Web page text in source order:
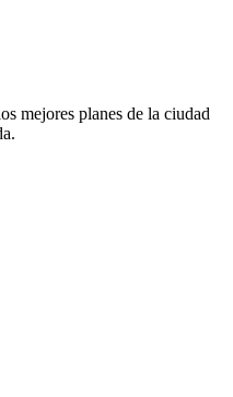
mejores planes de la ciudad